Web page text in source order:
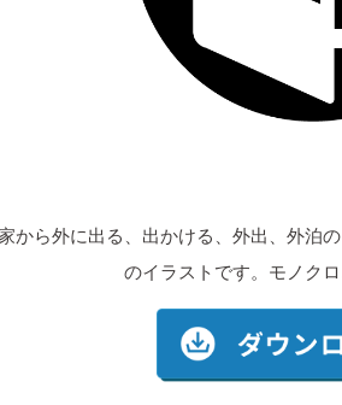
から外に出る、出かける、外出、外泊
のイラストです。モノクロ